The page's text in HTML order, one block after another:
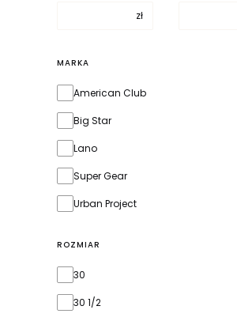
zł
MARKA
Marka
American Club
Big Star
Lano
Super Gear
Urban Project
ROZMIAR
rozmiar
30
30 1/2